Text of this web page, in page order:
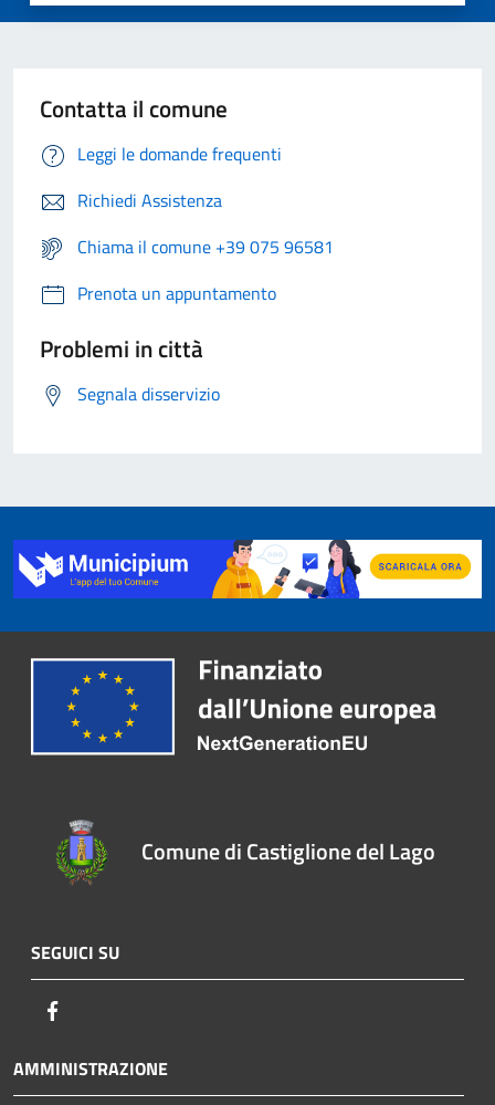
Contatta il comune
Leggi le domande frequenti
Richiedi Assistenza
Chiama il comune +39 075 96581
Prenota un appuntamento
Problemi in città
Segnala disservizio
Comune di Castiglione del Lago
SEGUICI SU
AMMINISTRAZIONE